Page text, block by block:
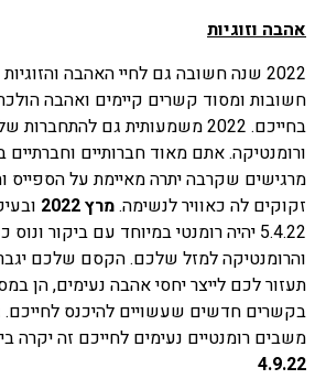
אהבה וזוגיות
2022 שנה חשובה גם לחיי האהבה
חשובות ומסוד קשרים קיימים ואהבה
בחייכם. 2022 משמעותית גם
ורומנטיקה. אתם מאוד חברותיים
מרגישים שקרבה יתרה מאיימת על
זקוקים לה כאוויר לנשימה.מרץ 2022
5.4.22 יהיה רומנטי במיוחד עם ביקור
והרומנטיקה למזל שלכם. הקסם שלכם
תעזור לכם לייצר יחסי אהבה נעימים, הן
בקשרים חדשים שעשויים להיכנס לחייכם.
משבים רומנטיים נעימים לחייכם זה יקרה
4.9.22